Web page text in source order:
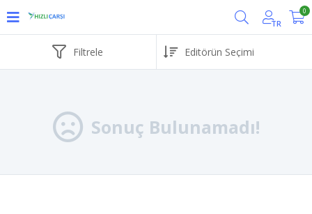
TR
0
Filtrele
Sonuç Bulunamadı!